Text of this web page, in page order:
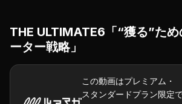
THE ULTIMATE6「“獲る”た
ーター戦略」
この動画はプレミアム・
スタンダードプラン限定で